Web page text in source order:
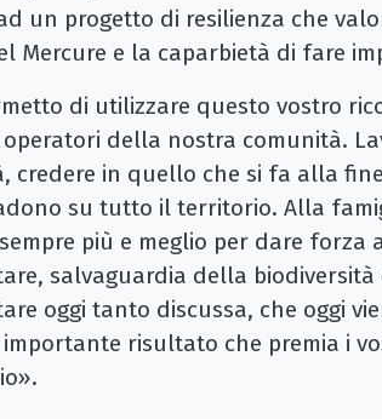
un progetto di resilienza che
Mercure e la caparbietà di fare
di utilizzare questo vostro
della nostra comunità.
credere in quello che si fa alla
su tutto il territorio. Alla
più e meglio per dare forza
salvaguardia della
oggi tanto discussa, che oggi
risultato che premia i